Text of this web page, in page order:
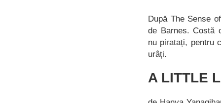
După The Sense
de Barnes. Costă
nu piratați, pentru
urâți.
A LITTLE